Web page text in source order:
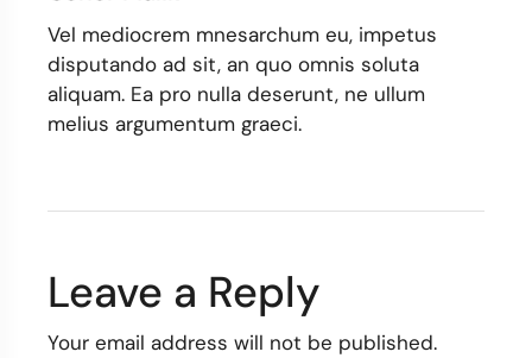
Vel mediocrem mnesarchum eu, impetus
disputando ad sit, an quo omnis soluta
aliquam. Ea pro nulla deserunt, ne ullum
melius argumentum graeci.
Leave a Reply
Your email address will not be published.